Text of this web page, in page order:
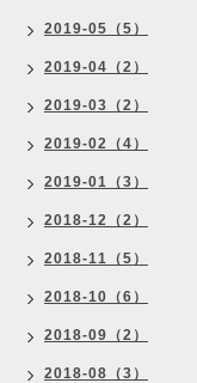
2019-05（5）
2019-04（2）
2019-03（2）
2019-02（4）
2019-01（3）
2018-12（2）
2018-11（5）
2018-10（6）
2018-09（2）
2018-08（3）